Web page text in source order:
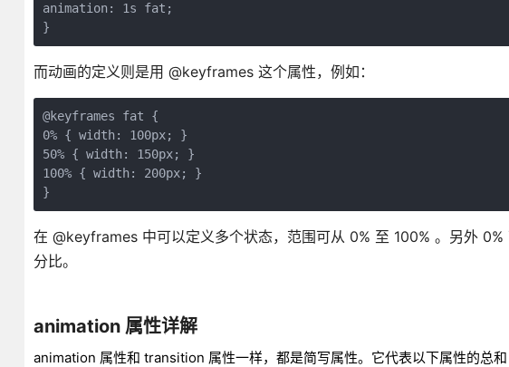
animation: 1s fat;
}
而动画的定义则是用 @keyframes 这个属性，例如：
@keyframes fat {
0% { width: 100px; }
50% { width: 150px; }
100% { width: 200px; }
}
在 @keyframes 中可以定义多个状态，范围可从 0% 至 100% 。另外
分比。
animation 属性详解
animation 属性和 transition 属性一样，都是简写属性。它代表以下属性的总和